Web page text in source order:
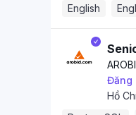
English
Đăng
Hồ